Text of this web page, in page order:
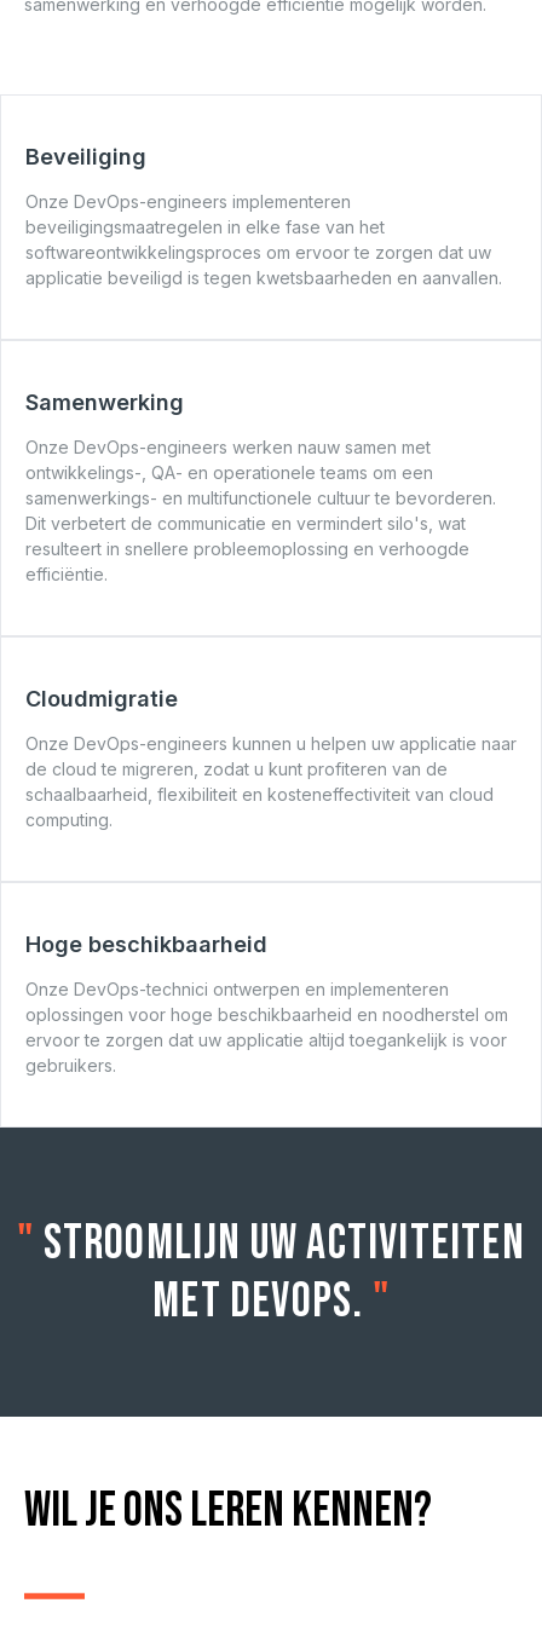
bezoeker en daardoor waardevoller voor uitgevers
samenwerking en verhoogde efficiëntie mogelijk worden.
Beveiliging
Onze DevOps-engineers implementeren
beveiligingsmaatregelen in elke fase van het
softwareontwikkelingsproces om ervoor te zorgen dat uw
applicatie beveiligd is tegen kwetsbaarheden en aanvallen.
Samenwerking
Onze DevOps-engineers werken nauw samen met
ontwikkelings-, QA- en operationele teams om een ​​
samenwerkings- en multifunctionele cultuur te bevorderen.
Dit verbetert de communicatie en vermindert silo's, wat
resulteert in snellere probleemoplossing en verhoogde
efficiëntie.
Cloudmigratie
Onze DevOps-engineers kunnen u helpen uw applicatie naar
de cloud te migreren, zodat u kunt profiteren van de
schaalbaarheid, flexibiliteit en kosteneffectiviteit van cloud
computing.
Hoge beschikbaarheid
Onze DevOps-technici ontwerpen en implementeren
oplossingen voor hoge beschikbaarheid en noodherstel om
ervoor te zorgen dat uw applicatie altijd toegankelijk is voor
gebruikers.
" Stroomlijn uw activiteiten
met DevOps. "
Wil je ons leren kennen?